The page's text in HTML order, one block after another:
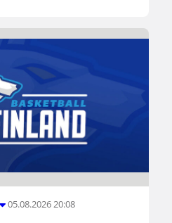
05.08.2026 20:08